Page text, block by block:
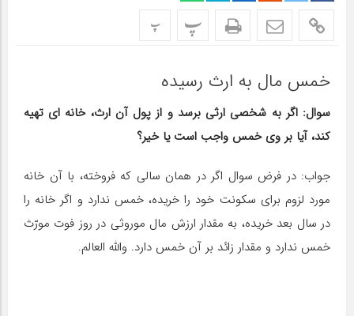
پ پ
خمس مال به ارث رسیده
سوال: اگر به شخصی ارثی برسد و از پول آن ارث، خانه ‎ای تهیه
کند، آیا بر وی خمس واجب است یا خیر؟
جواب: در فرض سوال اگر در همان سالی که فروخته، با آن خانه
مورد لزوم برای سکونت خود را خریده، خمس ندارد و اگر خانه را
در سال بعد خریده، به مقدار ارزش مال موروثی در روز فوت مورّث
خمس ندارد و مقدار زائد بر آن خمس دارد. والله العالم.